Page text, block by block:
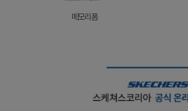
메모리폼